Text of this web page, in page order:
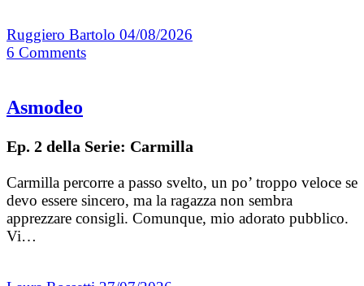
Ruggiero Bartolo 04/08/2026
6 Comments
Asmodeo
Ep. 2 della Serie: Carmilla
Carmilla percorre a passo svelto, un po’ troppo veloce se
devo essere sincero, ma la ragazza non sembra
apprezzare consigli. Comunque, mio adorato pubblico.
Vi…